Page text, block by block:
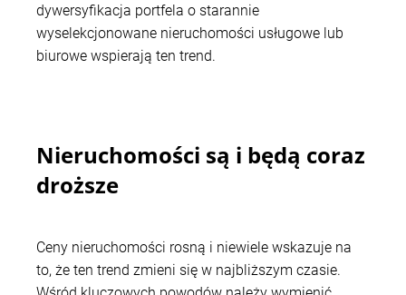
dywersyfikacja portfela o starannie
wyselekcjonowane nieruchomości usługowe lub
biurowe wspierają ten trend.
Nieruchomości są i będą coraz
droższe
Ceny nieruchomości rosną i niewiele wskazuje na
to, że ten trend zmieni się w najbliższym czasie.